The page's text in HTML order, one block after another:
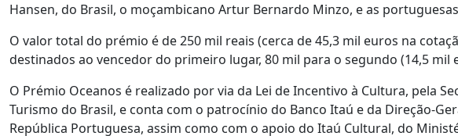
Hansen, do Brasil, o moçambicano Artur Bernardo Minzo, e as
O valor total do prémio é de 250 mil reais (cerca de 45,3 mil euros na
destinados ao vencedor do primeiro lugar, 80 mil para o segundo (14,5
O Prémio Oceanos é realizado por via da Lei de Incentivo à Cultura, pela
Turismo do Brasil, e conta com o patrocínio do Banco Itaú e da Direção-
República Portuguesa, assim como com o apoio do Itaú Cultural, do